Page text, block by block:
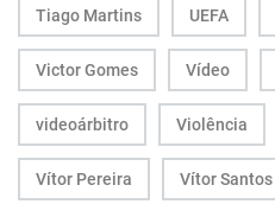
Tiago Martins UEFA
Victor Gomes Vídeo
videoárbitro Violência
Vítor Pereira Vítor Santos